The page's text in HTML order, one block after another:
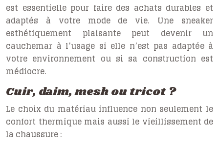
est essentielle pour faire des achats durables et
adaptés à votre mode de vie. Une sneaker
esthétiquement plaisante peut devenir un
cauchemar à l’usage si elle n’est pas adaptée à
votre environnement ou si sa construction est
médiocre.
Cuir, daim, mesh ou tricot ?
Le choix du matériau influence non seulement le
confort thermique mais aussi le vieillissement de
la chaussure :